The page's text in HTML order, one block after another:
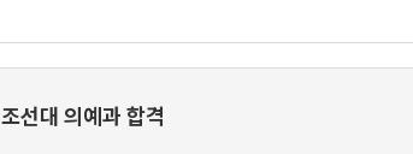
조선대 의예과 합격